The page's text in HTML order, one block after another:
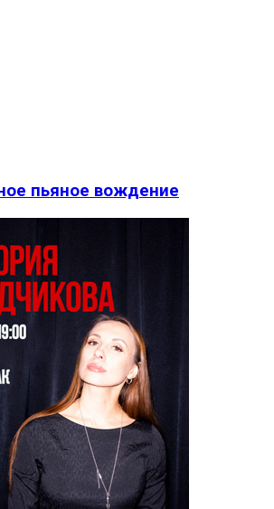
пьяное вождение